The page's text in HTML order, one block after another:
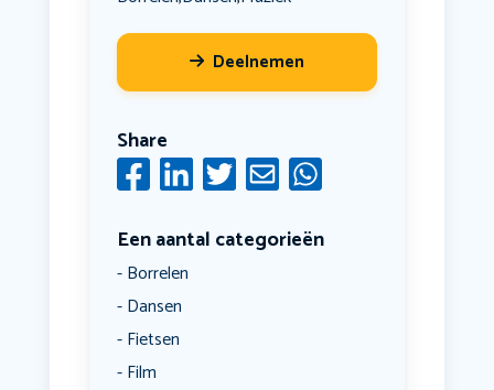
Deelnemen
Share
Een aantal categorieën
Borrelen
Dansen
Fietsen
Film